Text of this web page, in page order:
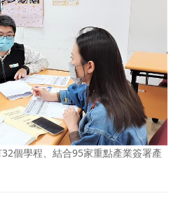
個學程、結合95家重點產業簽署產